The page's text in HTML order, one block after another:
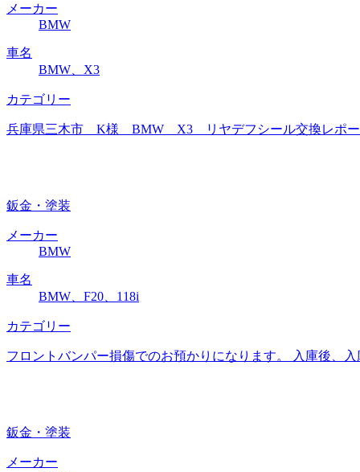
メーカー
BMW
車名
BMW、X3
カテゴリー
兵庫県三木市 K様 BMW X3 リヤデフシール交換レポー
鈑金・塗装
メーカー
BMW
車名
BMW、F20、118i
カテゴリー
フロントバンパー損傷でのお預かりになります。 入庫後、
鈑金・塗装
メーカー